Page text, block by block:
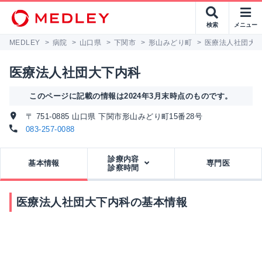
検索 メニュー
MEDLEY > 病院 > 山口県 > 下関市 > 形山みどり町 > 医療法人社団大
医療法人社団大下内科
このページに記載の情報は2024年3月末時点のものです。
〒 751-0885 山口県 下関市形山みどり町15番28号
083-257-0088
基本情報
診療内容
診察時間
専門医
医療法人社団大下内科の基本情報